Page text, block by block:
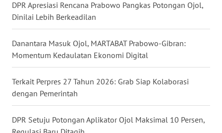
DPR Apresiasi Rencana Prabowo Pangkas Potongan Ojol,
Dinilai Lebih Berkeadilan
Danantara Masuk Ojol, MARTABAT Prabowo-Gibran:
Momentum Kedaulatan Ekonomi Digital
Terkait Perpres 27 Tahun 2026: Grab Siap Kolaborasi
dengan Pemerintah
DPR Setuju Potongan Aplikator Ojol Maksimal 10 Persen,
WN
KALTARA
WN
KALSEL
WN
KALTIM
WN
SULSEL